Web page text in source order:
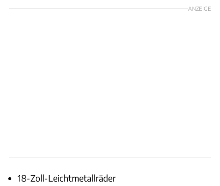
ANZEIGE
18-Zoll-Leichtmetallräder